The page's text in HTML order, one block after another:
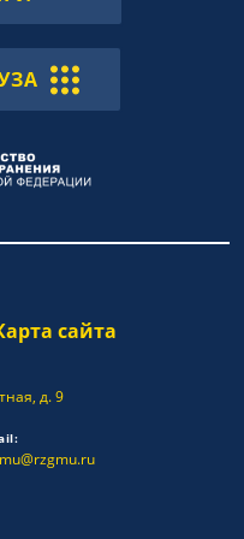
сайта
д. 9